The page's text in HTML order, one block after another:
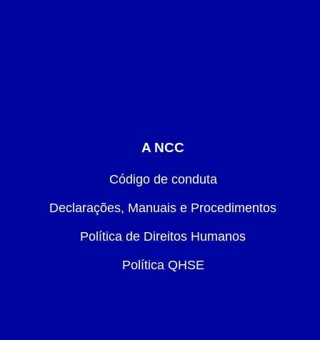
A NCC
Código de conduta
Declarações, Manuais e Procedimentos
Política de Direitos Humanos
Política QHSE